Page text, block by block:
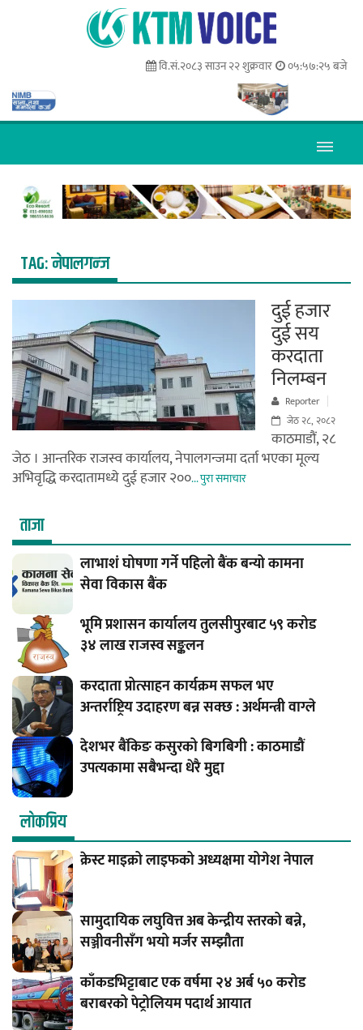
वि.सं.२०८३ साउन २२ शुक्रवार ०५:५७:२५ बजे
TAG:नेपालगन्ज
दुई हजार
दुई सय
करदाता
निलम्बन
Reporter
जेठ २८, २०८२
काठमाडौं, २८
जेठ । आन्तरिक राजस्व कार्यालय, नेपालगन्जमा दर्ता भएका मूल्य
अभिवृद्धि करदातामध्ये दुई हजार २००... पुरा समाचार
ताजा
लाभाशं घोषणा गर्ने पहिलो बैंक बन्यो कामना
सेवा विकास बैंक
भूमि प्रशासन कार्यालय तुलसीपुरबाट ५९ करोड
३४ लाख राजस्व सङ्कलन
करदाता प्रोत्साहन कार्यक्रम सफल भए
अन्तर्राष्ट्रिय उदाहरण बन्न सक्छ : अर्थमन्त्री वाग्ले
देशभर बैंकिङ कसुरको बिगबिगी : काठमाडौं
उपत्यकामा सबैभन्दा धेरै मुद्दा
लाेकप्रिय
क्रेस्ट माइक्रो लाइफको अध्यक्षमा योगेश नेपाल
सामुदायिक लघुवित्त अब केन्द्रीय स्तरको बन्ने,
सञ्जीवनीसँग भयो मर्जर सम्झौता
काँकडभिट्टाबाट एक वर्षमा २४ अर्ब ५० करोड
बराबरको पेट्रोलियम पदार्थ आयात